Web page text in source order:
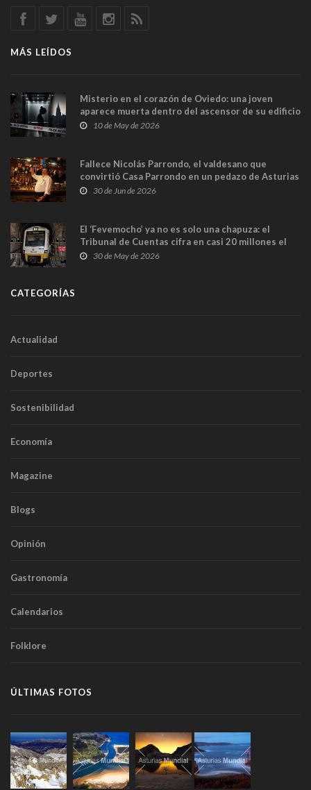
MÁS LEÍDOS
Misterio en el corazón de Oviedo: una joven
aparece muerta dentro del ascensor de su edificio
y las cámaras captan sus últimos minutos
10 de May de 2026
Fallece Nicolás Parrondo, el valdesano que
convirtió Casa Parrondo en un pedazo de Asturias
en Madrid
30 de Jun de 2026
El ‘Fevemocho’ ya no es solo una chapuza: el
Tribunal de Cuentas cifra en casi 20 millones el
sobrecoste de los trenes que no cabían por los
30 de May de 2026
CATEGORÍAS
Actualidad
Deportes
Sostenibilidad
Economía
Magazine
Blogs
Opinión
Gastronomía
Calendarios
Folklore
ÚLTIMAS FOTOS